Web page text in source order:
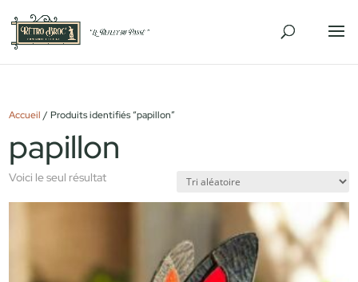
Accueil / Produits identifiés “papillon”
papillon
Voici le seul résultat